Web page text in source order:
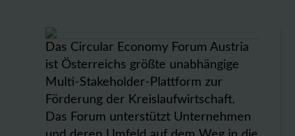
Das Circular Economy Forum Austria
ist Österreichs größte unabhängige
Multi-Stakeholder-Plattform zur
Förderung der Kreislaufwirtschaft.
Das Forum unterstützt Unternehmen